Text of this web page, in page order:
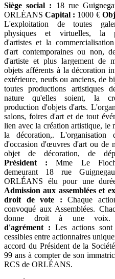
Siège social : 18 rue
ORLÉANSCapital : 1000 €
L'exploitation de toutes
physiques et virtuelles, la
d'artistes et la
d'art contemporaines ou non,
d'artiste et plus largement de
objets afférents à la décoration
extérieure, neufs ou anciens, de
toutes productions artistiques
nature qu'elles soient, la
production d'objets d'arts.
salons, foires d'art et de tout
lien avec la création artistique, le
la décoration,. L'organisation
d'occasion d'œuvres d'art ou de
objet de décoration, de
Président : Mme Le
demeurant 18 rue
ORLÉANS élu pour une
Admission aux assemblées et
droit de vote : Chaque
convoqué aux Assemblées.
donne droit à une
d'agrément : Les actions sont
cessibles entre actionnaires
accord du Président de la
99 ans à compter de son
RCS de ORLÉANS.